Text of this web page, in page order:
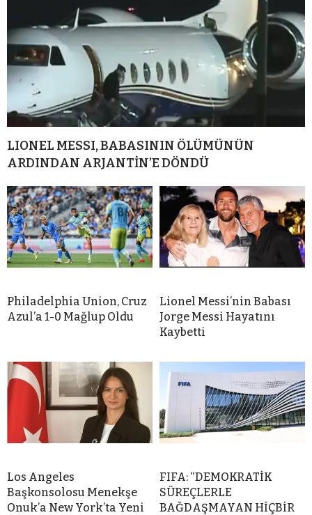
LIONEL MESSI, BABASININ ÖLÜMÜNÜN
ARDINDAN ARJANTİN’E DÖNDÜ
Philadelphia Union, Cruz
Azul’a 1-0 Mağlup Oldu
Lionel Messi’nin Babası
Jorge Messi Hayatını
Kaybetti
Los Angeles
Başkonsolosu Menekşe
Onuk’a New York’ta Yeni
FIFA: “DEMOKRATİK
SÜREÇLERLE
BAĞDAŞMAYAN HİÇBİR